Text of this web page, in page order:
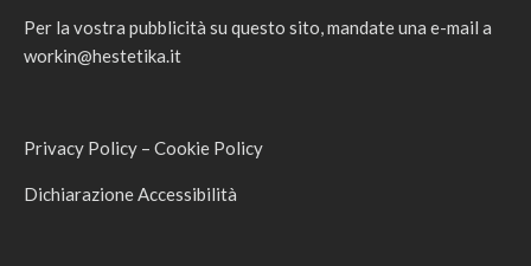
Per la vostra pubblicità su questo sito, mandate una e-mail a
workin@hestetika.it
Privacy Policy – Cookie Policy
Dichiarazione Accessibilità